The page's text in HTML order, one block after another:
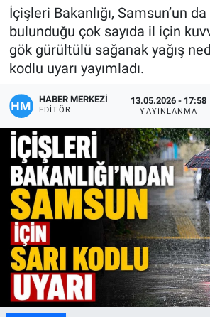
İçişleri Bakanlığı, Samsun’un
bulunduğu çok sayıda il için
gök gürültülü sağanak yağış
kodlu uyarı yayımladı.
HABER MERKEZİ
EDITÖR
13.05.2026 - 17:58
YAYINLANMA
Sağlık
Eğitim
Yaşam
Kültür Sanat
Bilim ve Teknoloji
Genel
Son Dakika Haberleri
Haber Arşivi